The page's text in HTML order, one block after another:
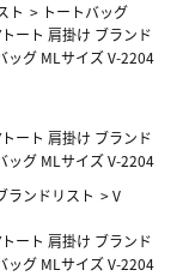
ト > トートバッグ
ート 肩掛け ブランド
ッグ MLサイズ V-2204
ート 肩掛け ブランド
ッグ MLサイズ V-2204
ランドリスト >V
ート 肩掛け ブランド
ッグ MLサイズ V-2204